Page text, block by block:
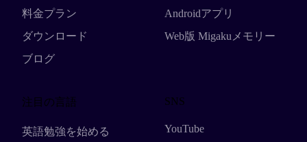
料金プラン
ダウンロード
ブログ
Androidアプリ
Web版 Migakuメモリー
注目の言語
英語勉強を始める
SNS
YouTube